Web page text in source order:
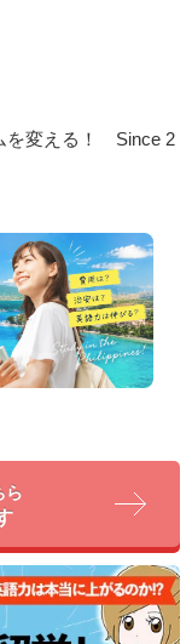
を変える！ Since 2
ら